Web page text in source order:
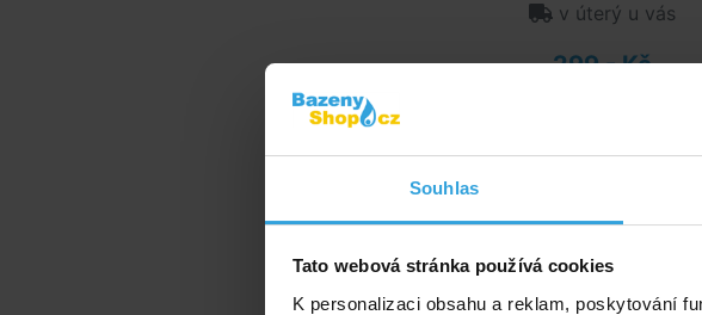
Souhlas
Tato webová stránka používá cookies
K personalizaci obsahu a reklam, poskytování
v úterý u vás
299,- Kč
pH MINUS granulat ke snizeni
ph 1kg